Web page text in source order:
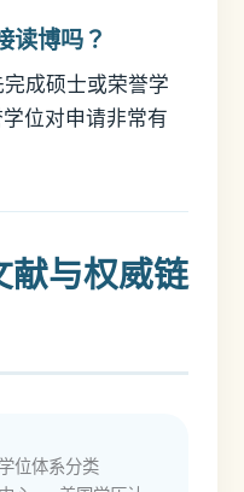
读博吗？
成硕士或荣誉学
位对申请非常有
献与权威链
位体系分类